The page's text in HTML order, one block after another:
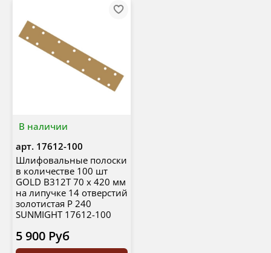
В наличии
арт. 17612-100
Шлифовальные полоски
в количестве 100 шт
GOLD B312T 70 х 420 мм
на липучке 14 отверстий
золотистая P 240
SUNMIGHT 17612-100
5 900 Руб